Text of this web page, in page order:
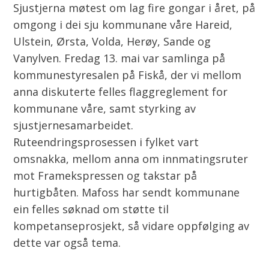
Sjustjerna møtest om lag fire gongar i året, på
omgong i dei sju kommunane våre Hareid,
Ulstein, Ørsta, Volda, Herøy, Sande og
Vanylven. Fredag 13. mai var samlinga på
kommunestyresalen på Fiskå, der vi mellom
anna diskuterte felles flaggreglement for
kommunane våre, samt styrking av
sjustjernesamarbeidet.
Ruteendringsprosessen i fylket vart
omsnakka, mellom anna om innmatingsruter
mot Framekspressen og takstar på
hurtigbåten. Mafoss har sendt kommunane
ein felles søknad om støtte til
kompetanseprosjekt, så vidare oppfølging av
dette var også tema.